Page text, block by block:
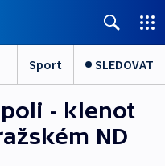
Sport SLEDOVAT
- klenot
ND